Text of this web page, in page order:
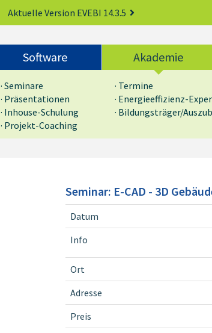
Aktuelle Version EVEBI 14.3.5
Software Akademie
· Seminare
· Präsentationen
· Inhouse-Schulung
· Projekt-Coaching
· Termine
· Energieeffizienz-
· Bildungsträger/
Seminar: E-CAD - 3D
Datum
Info
Ort
Adresse
Preis